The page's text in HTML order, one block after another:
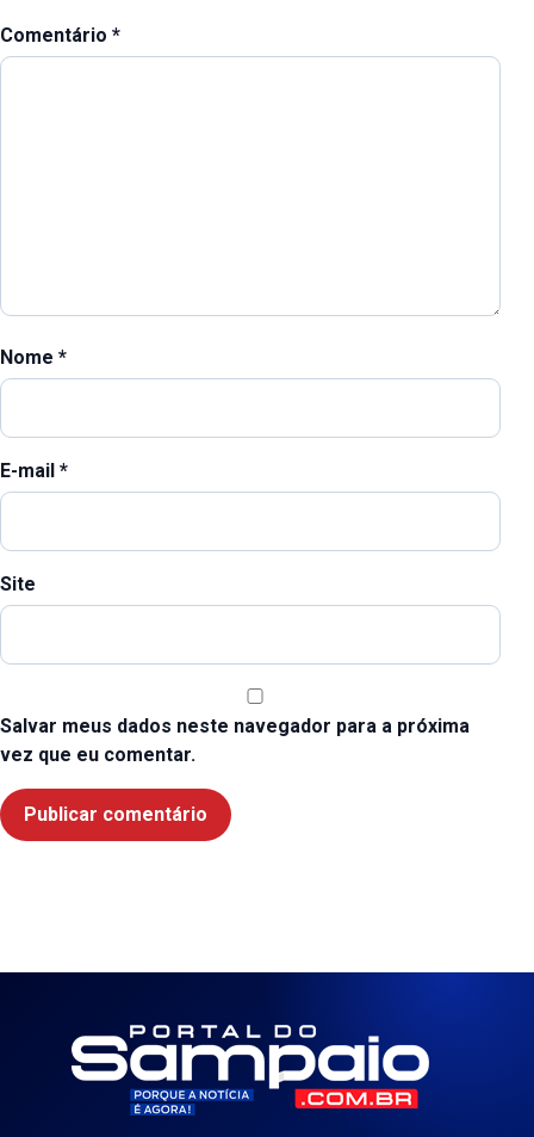
Comentário *
Nome *
E-mail *
Site
Salvar meus dados neste navegador para a próxima
vez que eu comentar.